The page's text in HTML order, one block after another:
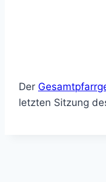
Der
letzten Sitzung